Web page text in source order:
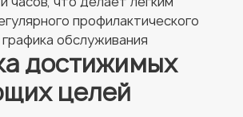
профилактического
обслуживания
достижимых
целей